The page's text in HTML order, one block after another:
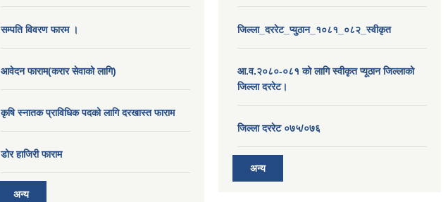
सम्पति विवरण फारम ।
आवेदन फाराम(करार सेवाको लागि)
कृषि स्नातक प्राविधिक पदको लागि दरखास्त फाराम
डोर हाजिरी फाराम
अन्य
जिल्ला_दररेट_प्युठान_१०८१_०८२_स्वीकृत
आ.व.२०८०-०८१ को लागि स्वीकृत प्यूठान जिल्लाको
जिल्ला दररेट।
जिल्ला दररेट ०७५/०७६
अन्य